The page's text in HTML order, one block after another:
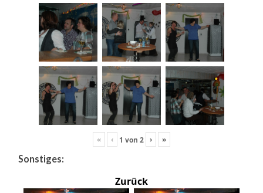
« ‹ 1 von 2 › »
Sonstiges:
Zurück